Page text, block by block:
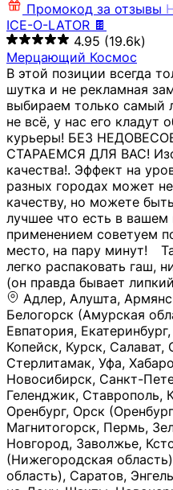
Промокод за отзывы
ICE-O-LATOR 🍫
4.95 (19.6k)
Мерцающий Космос
В этой позиции всегда
шутка и не рекламная
выбираем только самый
не всё, у нас его кладут
курьеры! БЕЗ
СТАРАЕМСЯ ДЛЯ ВАС!
качества!. Эффект на
разных городах может
качеству, но можете
лучшее что есть в
применением советуем
место, на пару минут!⠀
легко распаковать гаш,
(он правда бывает
Адлер, Алушта,
Белогорск (Амурская
Евпатория,
Копейск, Курск,
Стерлитамак, Уфа,
Новосибирск, Санкт-
Геленджик, Ставрополь,
Оренбург, Орск
Магнитогорск, Пермь,
Новгород, Заволжье,
(Нижегородская
область), Саратов,